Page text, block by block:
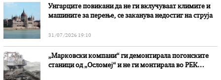
Унгарците повикани да не ги вклучуваат климите и
машините за перење, се заканува недостиг на струја
31/07/2026 19:10
„Марковски компани“ ги демонтирала погонските
станици од „Осломеј“ и не ги монтирала во РЕК